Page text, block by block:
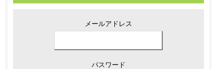
メールアドレス
パスワード